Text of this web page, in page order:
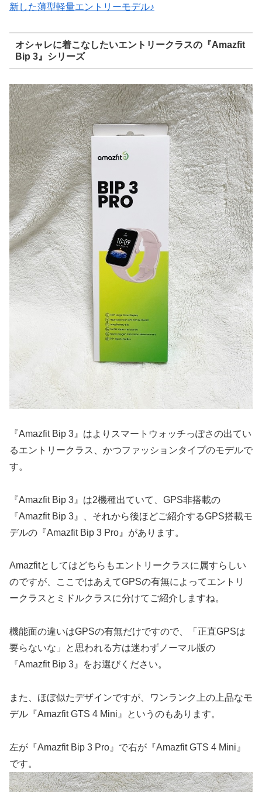
新した薄型軽量エントリーモデル♪
オシャレに着こなしたいエントリークラスの『Amazfit
Bip 3』シリーズ
『Amazfit Bip 3』はよりスマートウォッチっぽさの出てい
るエントリークラス、かつファッションタイプのモデルで
す。
『Amazfit Bip 3』は2機種出ていて、GPS非搭載の
『Amazfit Bip 3』、それから後ほどご紹介するGPS搭載モ
デルの『Amazfit Bip 3 Pro』があります。
Amazfitとしてはどちらもエントリークラスに属すらしい
のですが、ここではあえてGPSの有無によってエントリ
ークラスとミドルクラスに分けてご紹介しますね。
機能面の違いはGPSの有無だけですので、「正直GPSは
要らないな」と思われる方は迷わずノーマル版の
『Amazfit Bip 3』をお選びください。
また、ほぼ似たデザインですが、ワンランク上の上品なモ
デル『Amazfit GTS 4 Mini』というのもあります。
左が『Amazfit Bip 3 Pro』で右が『Amazfit GTS 4 Mini』
です。